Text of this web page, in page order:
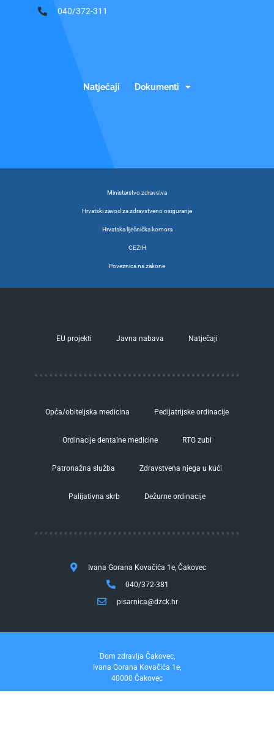
040/372-311
Natječaji Dokumenti
Ministarstvo zdravstva
Hrvatski zavod za zdravstveno osiguranje
Hrvatska liječnička komora
CEZIH
Poveznica na zakone
EU projekti Javna nabava Natječaji
Opća/obiteljska medicina Pedijatrijske ordinacije
Ordinacije dentalne medicine RTG zubi
Patronažna služba Zdravstvena njega u kući
Palijativna skrb Dežurne ordinacije
Ivana Gorana Kovačića 1e, Čakovec
040/372-381
pisarnica@dzck.hr
Dom zdravlja Čakovec,
Ivana Gorana Kovačića 1e,
40000 Čakovec